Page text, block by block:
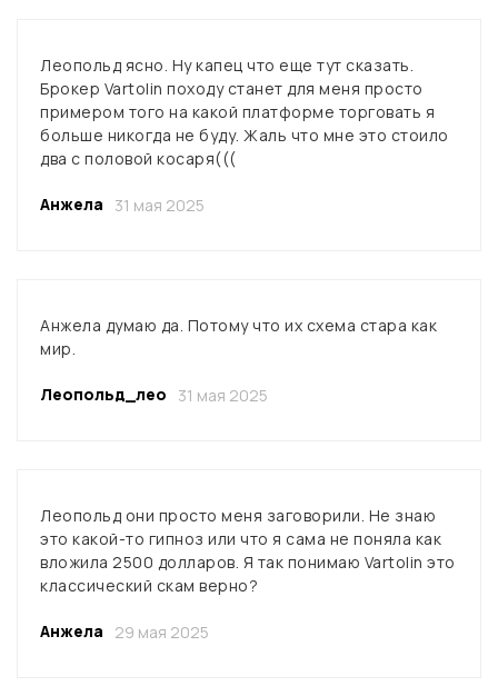
Леопольд ясно. Ну капец что еще тут сказать.
Брокер Vartolin походу станет для меня просто
примером того на какой платформе торговать я
больше никогда не буду. Жаль что мне это стоило
два с половой косаря(((
Анжела 31 мая 2025
Анжела думаю да. Потому что их схема стара как
мир.
Леопольд_лео 31 мая 2025
Леопольд они просто меня заговорили. Не знаю
это какой-то гипноз или что я сама не поняла как
вложила 2500 долларов. Я так понимаю Vartolin это
классический скам верно?
Анжела 29 мая 2025